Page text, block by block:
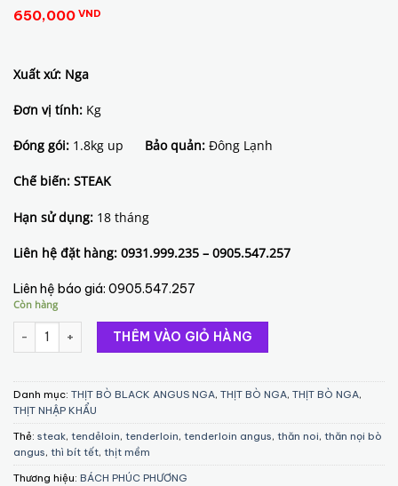
650,000 VND
Xuất xứ: Nga
Đơn vị tính: Kg
Đóng gói: 1.8kg up Bảo quản: Đông Lạnh
Chế biến: STEAK
Hạn sử dụng: 18 tháng
Liên hệ đặt hàng: 0931.999.235 – 0905.547.257
Liên hệ báo giá: 0905.547.257
Còn hàng
Thăn Nội bò Black Angus Nga - Tenderloin Russia Black Angus
THÊM VÀO GIỎ HÀNG
Danh mục: THỊT BÒ BLACK ANGUS NGA, THỊT BÒ NGA, THỊT BÒ NGA,
THỊT NHẬP KHẨU
Thẻ: steak, tendẻloin, tenderloin, tenderloin angus, thăn noi, thăn nọi bò
angus, thì bít tết, thịt mềm
Thương hiệu: BÁCH PHÚC PHƯƠNG